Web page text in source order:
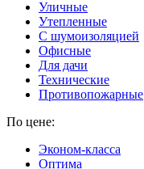
Уличные
Утепленные
C шумоизоляцией
Офисные
Для дачи
Технические
Противопожарные
По цене:
Эконом-класса
Оптима